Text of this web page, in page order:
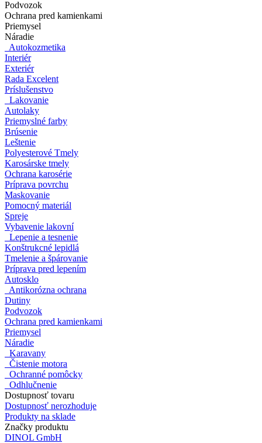
Podvozok
Ochrana pred kamienkami
Priemysel
Náradie
Autokozmetika
Interiér
Exteriér
Rada Excelent
Príslušenstvo
Lakovanie
Autolaky
Priemyslné farby
Brúsenie
Leštenie
Polyesterové Tmely
Karosárske tmely
Ochrana karosérie
Príprava povrchu
Maskovanie
Pomocný materiál
Spreje
Vybavenie lakovní
Lepenie a tesnenie
Konštrukcné lepidlá
Tmelenie a špárovanie
Príprava pred lepením
Autosklo
Antikorózna ochrana
Dutiny
Podvozok
Ochrana pred kamienkami
Priemysel
Náradie
Karavany
Čistenie motora
Ochranné pomôcky
Odhlučnenie
Dostupnosť tovaru
Dostupnosť nerozhoduje
Produkty na sklade
Značky produktu
DINOL GmbH